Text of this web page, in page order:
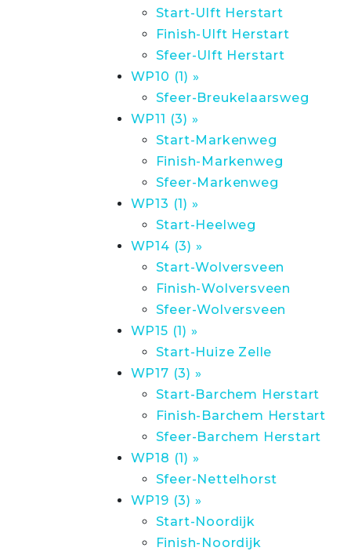
Start-Ulft Herstart
Finish-Ulft Herstart
Sfeer-Ulft Herstart
WP10 (1) »
Sfeer-Breukelaarsweg
WP11 (3) »
Start-Markenweg
Finish-Markenweg
Sfeer-Markenweg
WP13 (1) »
Start-Heelweg
WP14 (3) »
Start-Wolversveen
Finish-Wolversveen
Sfeer-Wolversveen
WP15 (1) »
Start-Huize Zelle
WP17 (3) »
Start-Barchem Herstart
Finish-Barchem Herstart
Sfeer-Barchem Herstart
WP18 (1) »
Sfeer-Nettelhorst
WP19 (3) »
Start-Noordijk
Finish-Noordijk